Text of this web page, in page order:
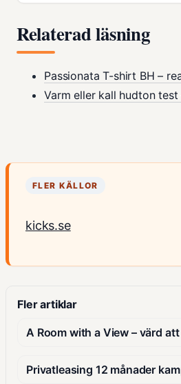
Relaterad läsning
Passionata T-shirt BH –
Varm eller kall hudton
FLER KÄLLOR
kicks.se
Fler artiklar
A Room with a View – värd
Privatleasing 12 månader